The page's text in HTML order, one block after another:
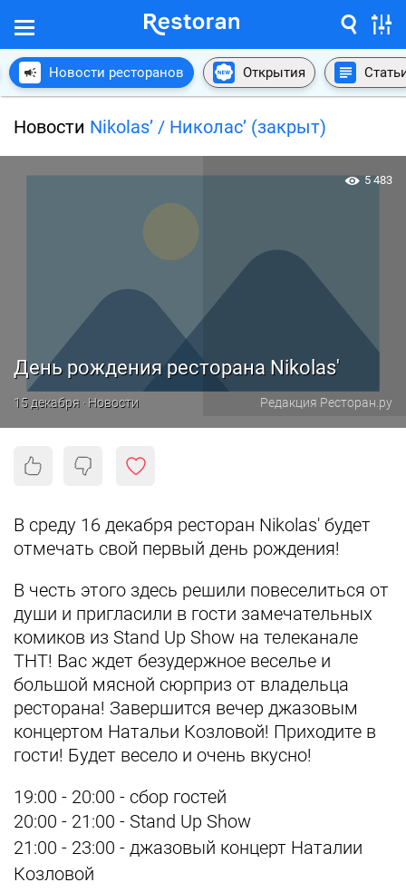
Новости ресторанов Открытия
Новости Nikolas’ / Николас’ (закрыт)
День рождения ресторана Nikolas'
15 декабря · Новости Редакция Ресторан.ру
5 483
В среду 16 декабря ресторан Nikolas' будет
отмечать свой первый день рождения!
В честь этого здесь решили повеселиться от
души и пригласили в гости замечательных
комиков из Stand Up Show на телеканале
ТНТ! Вас ждет безудержное веселье и
большой мясной сюрприз от владельца
ресторана! Завершится вечер джазовым
концертом Натальи Козловой! Приходите в
гости! Будет весело и очень вкусно!
19:00 - 20:00 - сбор гостей
20:00 - 21:00 - Stand Up Show
21:00 - 23:00 - джазовый концерт Наталии
Козловой